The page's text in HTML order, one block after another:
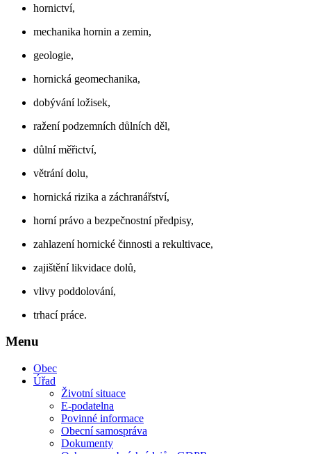
hornictví,
mechanika hornin a zemin,
geologie,
hornická geomechanika,
dobývání ložisek,
ražení podzemních důlních děl,
důlní měřictví,
větrání dolu,
hornická rizika a záchranářství,
horní právo a bezpečnostní předpisy,
zahlazení hornické činnosti a rekultivace,
zajištění likvidace dolů,
vlivy poddolování,
trhací práce.
Menu
Obec
Úřad
Životní situace
E-podatelna
Povinné informace
Obecní samospráva
Dokumenty